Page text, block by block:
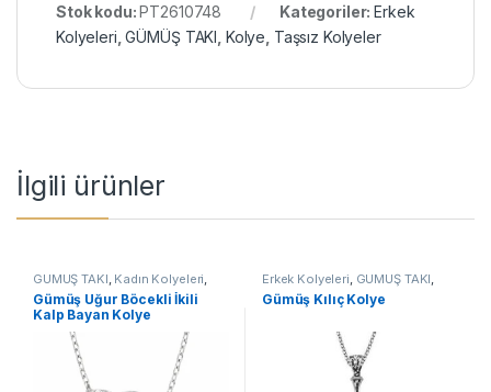
Stok kodu:PT2610748 Kategoriler:Erkek
Kolyeleri ,GÜMÜŞ TAKI Kolye Taşsız Kolyeler
İlgili ürünler
GÜMÜŞ TAKI, Kadın Kolyeleri,
Kalpli Kolyeler ,Kolye
Gümüş Uğur Böcekli İkili
Kalp Bayan Kolye
Erkek Kolyeleri, GÜMÜŞ TAKI,
Kılıç Kolyeler Kolye
Gümüş Kılıç Kolye